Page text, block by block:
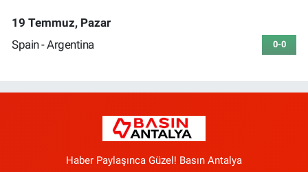
19 Temmuz, Pazar
Spain - Argentina
0-0
Haber Paylaşınca Güzel! Basın Antalya